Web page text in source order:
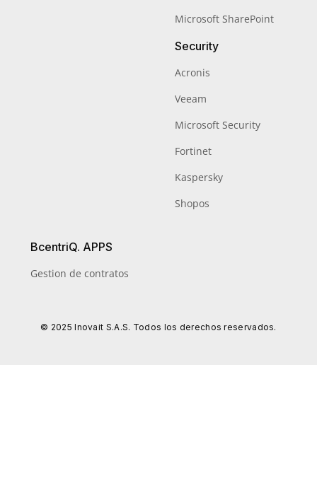
Microsoft SharePoint
Security
Acronis
Veeam
Microsoft Security
Fortinet
Kaspersky
Shopos
BcentriQ. APPS
Gestion de contratos
© 2025 Inovait S.A.S. Todos los derechos reservados.